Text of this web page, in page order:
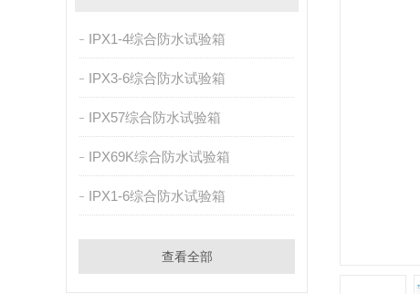
IPX1-4综合防水试验箱
IPX3-6综合防水试验箱
IPX57综合防水试验箱
IPX69K综合防水试验箱
IPX1-6综合防水试验箱
查看全部